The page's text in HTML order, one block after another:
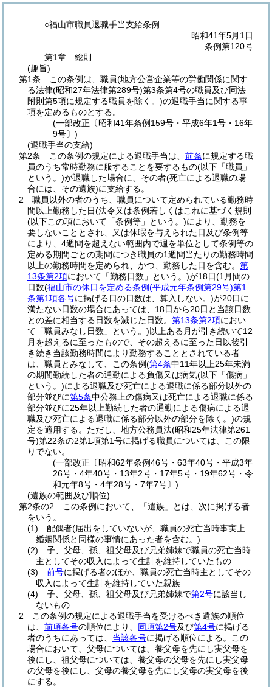
○福山市職員退職手当支給条例
昭和41年5月1日
条例第120号
第1章
総則
(趣旨)
第1条
この条例は、職員(地方公営企業等の労働関係に関す
る法律(昭和27年法律第289号)第3条第4号の職員及び同法
附則第5項に規定する職員を除く。)の退職手当に関する事
項を定めるものとする。
(一部改正〔昭和41年条例159号・平成6年1号・16年
9号〕)
(退職手当の支給)
第2条
この条例の規定による退職手当は、 前条に規定する職
員のうち常時勤務に服することを要するもの(以下「職員」
という。)が退職した場合に、その者(死亡による退職の場
合には、その遺族)に支給する。
2
職員以外の者のうち、職員について定められている勤務時
間以上勤務した日(法令又は条例若しくはこれに基づく規則
(以下この項において「条例等」という。)により、勤務を
要しないこととされ、又は休暇を与えられた日及び条例等
により、4週間を超えない範囲内で週を単位として条例等の
定める期間ごとの期間につき職員の1週間当たりの勤務時間
以上の勤務時間を定められ、かつ、勤務した日を含む。 第
13条第2項において「勤務日数」という。)が18日(1月間の
日数(福山市の休日を定める条例(平成元年条例第29号)第1
条第1項各号に掲げる日の日数は、算入しない。)が20日に
満たない日数の場合にあっては、18日から20日と当該日数
との差に相当する日数を減じた日数。 第13条第2項におい
て「職員みなし日数」という。)以上ある月が引き続いて12
月を超えるに至ったもので、その超えるに至った日以後引
き続き当該勤務時間により勤務することとされている者
は、職員とみなして、この条例(第4条中11年以上25年未満
の期間勤続した者の通勤による負傷又は病気(以下「傷病」
という。)による退職及び死亡による退職に係る部分以外の
部分並びに第5条中公務上の傷病又は死亡による退職に係る
部分並びに25年以上勤続した者の通勤による傷病による退
職及び死亡による退職に係る部分以外の部分を除く。)の規
定を適用する。 ただし、地方公務員法(昭和25年法律第261
号)第22条の2第1項第1号に掲げる職員については、この限
りでない。
(一部改正〔昭和62年条例46号・63年40号・平成3年
26号・4年40号・13年2号・17年5号・19年62号・令
和元年8号・4年28号・7年7号〕)
(遺族の範囲及び順位)
第2条の2
この条例において、「遺族」とは、次に掲げる者
をいう。
(1)
配偶者(届出をしていないが、職員の死亡当時事実上
婚姻関係と同様の事情にあった者を含む。)
(2)
子、父母、孫、祖父母及び兄弟姉妹で職員の死亡当時
主としてその収入によって生計を維持していたもの
(3)
前号に掲げる者のほか、職員の死亡当時主としてその
収入によって生計を維持していた親族
(4)
子、父母、孫、祖父母及び兄弟姉妹で第2号に該当し
ないもの
2
この条例の規定による退職手当を受けるべき遺族の順位
は、 前項各号の順位により、 同項第2号及び第4号に掲げる
者のうちにあっては、 当該各号に掲げる順位による。
この
場合において、父母については、養父母を先にし実父母を
後にし、祖父母については、養父母の父母を先にし実父母
の父母を後にし、父母の養父母を先にし父母の実父母を後
にする。